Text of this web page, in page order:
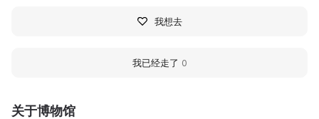
关于博物馆
我想去
我已经走了 0